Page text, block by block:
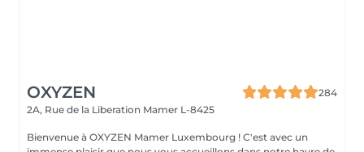
OXYZEN
284
2A, Rue de la Liberation Mamer L-8425
Bienvenue à OXYZEN Mamer Luxembourg ! C'est avec un